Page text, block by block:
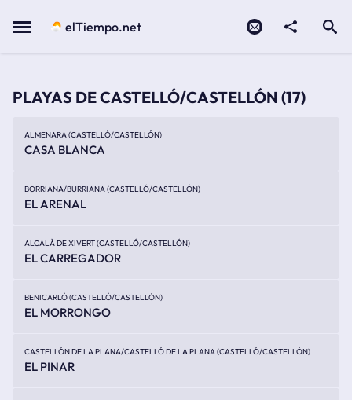
Menu elTiempo.net
PLAYAS DE CASTELLÓ/CASTELLÓN (17)
ALMENARA (CASTELLÓ/CASTELLÓN)
CASA BLANCA
BORRIANA/BURRIANA (CASTELLÓ/CASTELLÓN)
EL ARENAL
ALCALÀ DE XIVERT (CASTELLÓ/CASTELLÓN)
EL CARREGADOR
BENICARLÓ (CASTELLÓ/CASTELLÓN)
EL MORRONGO
CASTELLÓN DE LA PLANA/CASTELLÓ DE LA PLANA (CASTELLÓ/CASTELLÓN)
EL PINAR